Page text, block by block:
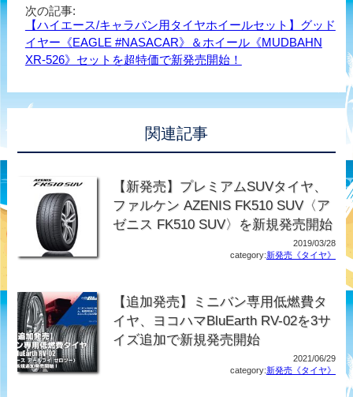
次の記事:
【ハイエース/キャラバン用タイヤホイールセット】グッド
イヤー《EAGLE #NASACAR》＆ホイール《MUDBAHN
XR-526》セットを超特価で新発売開始！
関連記事
【新発売】プレミアムSUVタイヤ、
ファルケン AZENIS FK510 SUV〈ア
ゼニス FK510 SUV〉を新規発売開始
2019/03/28
category:新発売《タイヤ》
【追加発売】ミニバン専用低燃費タ
イヤ、ヨコハマBluEarth RV-02を3サ
イズ追加で新規発売開始
2021/06/29
category:新発売《タイヤ》